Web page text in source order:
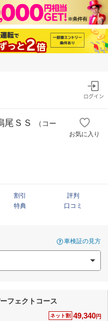
ログイン
尾ＳＳ
（コー
お気に入り
割引
特典
評判
口コミ
車検証の見方
フェクトコース
ネット割 49,340円